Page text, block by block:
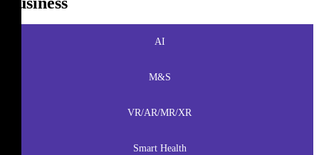
AI
M&S
VR/AR/MR/XR
Smart Health